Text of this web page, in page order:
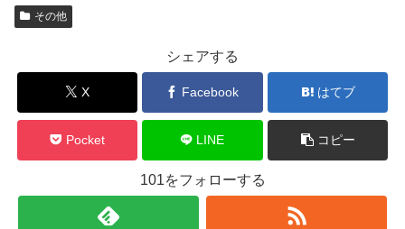
その他
シェアする
X Facebook はてブ
Pocket LINE コピー
101をフォローする